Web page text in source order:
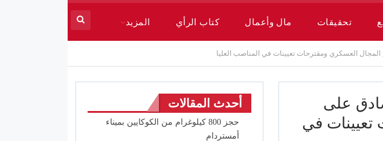
تحقيقات مال وأعمال كتاب الرأي المزيد
العسكري ومقترحات تعيينات في المناصب العليا
على
تعيينات في
أحدث المقالات
حجز 800 كيلوغرام من الكوكايين بميناء
أمستردام